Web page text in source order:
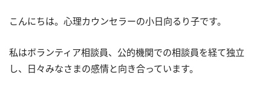
こんにちは。心理カウンセラーの小日向るり子です。
私はボランティア相談員、公的機関での相談員を経て独立
し、日々みなさまの感情と向き合っています。